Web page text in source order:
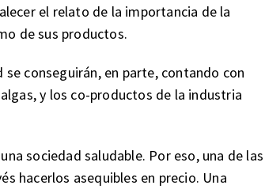
el relato de la importancia de la
de sus productos.
conseguirán, en parte, contando con
y los co-productos de la industria
sociedad saludable. Por eso, una de las
hacerlos asequibles en precio. Una